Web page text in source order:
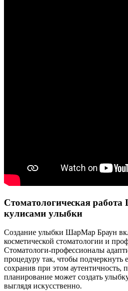
Стоматологическая
кулисами улыбки
Создание улыбки ШарМар Браун
косметической стоматологии и
Стоматологи-профессионалы
процедуру так, чтобы подчеркнуть
сохранив при этом аутентичность,
планирование может создать
выглядя искусственно.